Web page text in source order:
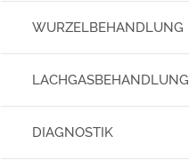
WURZELBEHANDLUNG
LACHGASBEHANDLUNG
DIAGNOSTIK